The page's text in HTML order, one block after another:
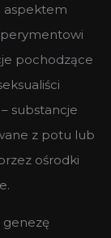
aspektem
pochodzące
substancje
z potu lub
ośrodki
genezę